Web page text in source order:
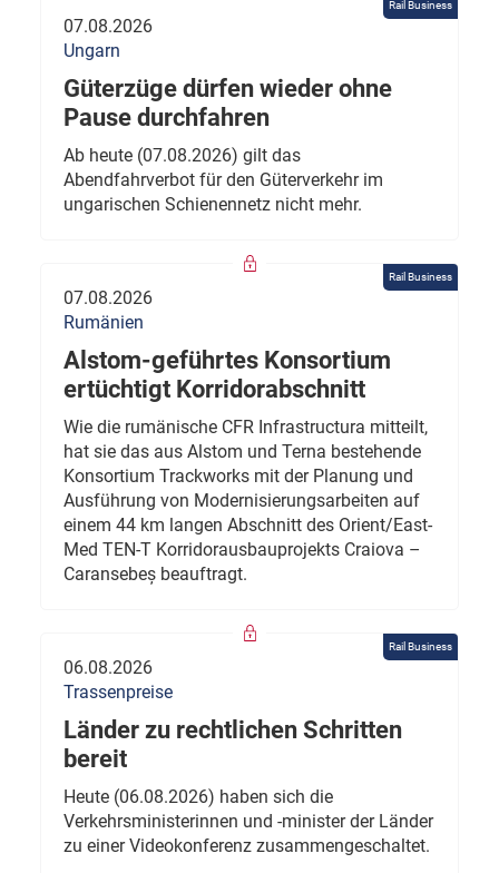
Rail Business
07.08.2026
Ungarn
Güterzüge dürfen wieder ohne
Pause durchfahren
Ab heute (07.08.2026) gilt das
Abendfahrverbot für den Güterverkehr im
ungarischen Schienennetz nicht mehr.
Rail Business
07.08.2026
Rumänien
Alstom-geführtes Konsortium
ertüchtigt Korridorabschnitt
Wie die rumänische CFR Infrastructura mitteilt,
hat sie das aus Alstom und Terna bestehende
Konsortium Trackworks mit der Planung und
Ausführung von Modernisierungsarbeiten auf
einem 44 km langen Abschnitt des Orient/East-
Med TEN-T Korridorausbauprojekts Craiova –
Caransebeș beauftragt.
Rail Business
06.08.2026
Trassenpreise
Länder zu rechtlichen Schritten
bereit
Heute (06.08.2026) haben sich die
Verkehrsministerinnen und -minister der Länder
zu einer Videokonferenz zusammengeschaltet.